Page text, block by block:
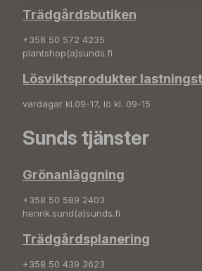
Trädgårdsbutiken
+358 50 572 4235
plantshop(a)sunds.fi
Lösviktsprodukter
vardagar kl.09-17, lö kl. 09-15
Sunds tjänster
Grönanläggning
+358 50 589 2403
henrik.sund(a)sunds.fi
Trädgårdsplanering
+358 50 439 3623